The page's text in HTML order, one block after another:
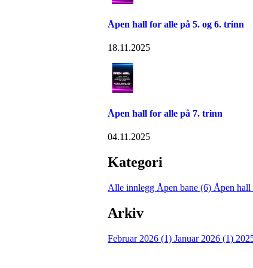
Åpen hall for alle på 5. og 6. trinn
18.11.2025
Åpen hall for alle på 7. trinn
04.11.2025
Kategori
Alle innlegg Åpen bane (6) Åpen hall
Arkiv
Februar 2026 (1) Januar 2026 (1)